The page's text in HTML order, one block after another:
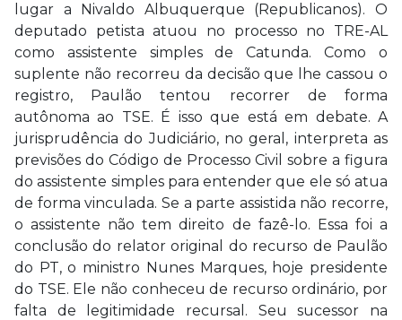
lugar a Nivaldo Albuquerque (Republicanos). O
deputado petista atuou no processo no TRE-AL
como assistente simples de Catunda. Como o
suplente não recorreu da decisão que lhe cassou o
registro, Paulão tentou recorrer de forma
autônoma ao TSE. É isso que está em debate. A
jurisprudência do Judiciário, no geral, interpreta as
previsões do Código de Processo Civil sobre a figura
do assistente simples para entender que ele só atua
de forma vinculada. Se a parte assistida não recorre,
o assistente não tem direito de fazê-lo. Essa foi a
conclusão do relator original do recurso de Paulão
do PT, o ministro Nunes Marques, hoje presidente
do TSE. Ele não conheceu de recurso ordinário, por
falta de legitimidade recursal. Seu sucessor na